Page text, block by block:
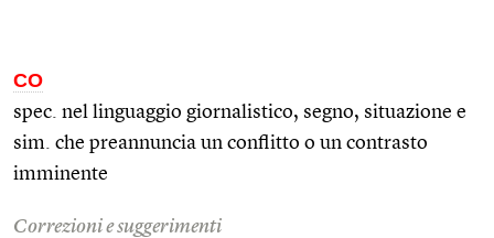
CO
spec. nel linguaggio giornalistico, segno, situazione e
sim.
che preannuncia un conflitto o un contrasto
imminente
Correzioni e suggerimenti